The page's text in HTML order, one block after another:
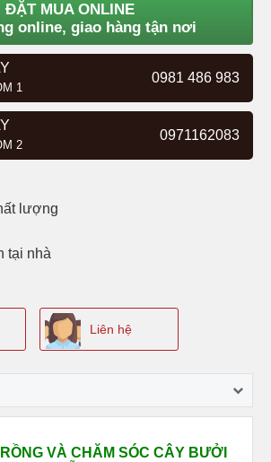
ĐẶT MUA ONLINE
online, giao hàng tận nơi
1
0981 486 983
2
0971162083
lượng
tại nhà
Liên hệ
VÀ CHĂM SÓC CÂY BƯỞI